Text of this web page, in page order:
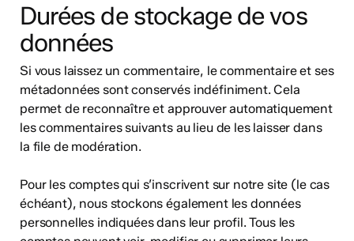
Durées de stockage de vos
données
Si vous laissez un commentaire, le commentaire et ses
métadonnées sont conservés indéfiniment. Cela
permet de reconnaître et approuver automatiquement
les commentaires suivants au lieu de les laisser dans
la file de modération.
Pour les comptes qui s’inscrivent sur notre site (le cas
échéant), nous stockons également les données
personnelles indiquées dans leur profil. Tous les